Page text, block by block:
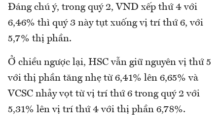
Đáng chú ý, trong quý 2, VND xếp thứ 4 với
6,46% thì quý 3 này tụt xuống vị trí thứ 6, với
5,7% thị phần.
Ở chiều ngược lại, HSC vẫn giữ nguyên vị thứ 5
với thị phần tăng nhẹ từ 6,41% lên 6,65% và
VCSC nhảy vọt từ vị trí thứ 6 trong quý 2 với
5,31% lên vị trí thứ 4 với thị phần 6,78%.